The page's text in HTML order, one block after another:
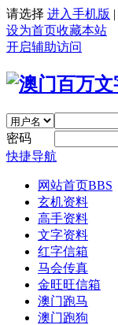
请选择 进入手机版 |
设为首页收藏本站
开启辅助访问
密码
快捷导航
网站首页BBS
玄机资料
高手资料
文字资料
红字信箱
马会传真
金旺旺信箱
澳门跑马
澳门跑狗